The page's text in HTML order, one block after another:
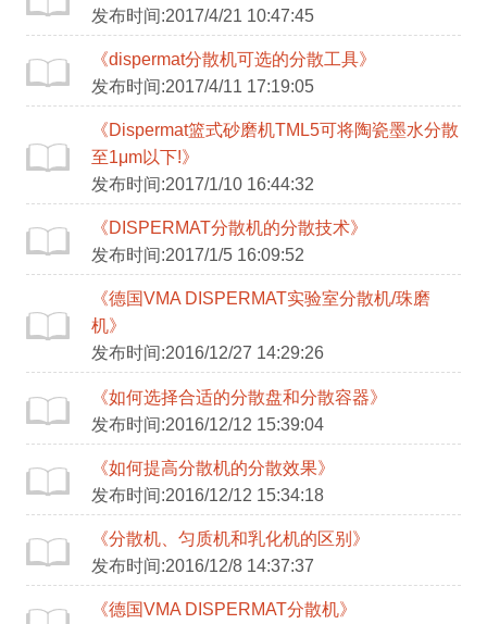
发布时间:2017/4/21 10:47:45
《dispermat分散机可选的分散工具》
发布时间:2017/4/11 17:19:05
《Dispermat篮式砂磨机TML5可将陶瓷墨水分散
至1μm以下!》
发布时间:2017/1/10 16:44:32
《DISPERMAT分散机的分散技术》
发布时间:2017/1/5 16:09:52
《德国VMA DISPERMAT实验室分散机/珠磨
机》
发布时间:2016/12/27 14:29:26
《如何选择合适的分散盘和分散容器》
发布时间:2016/12/12 15:39:04
《如何提高分散机的分散效果》
发布时间:2016/12/12 15:34:18
《分散机、匀质机和乳化机的区别》
发布时间:2016/12/8 14:37:37
《德国VMA DISPERMAT分散机》